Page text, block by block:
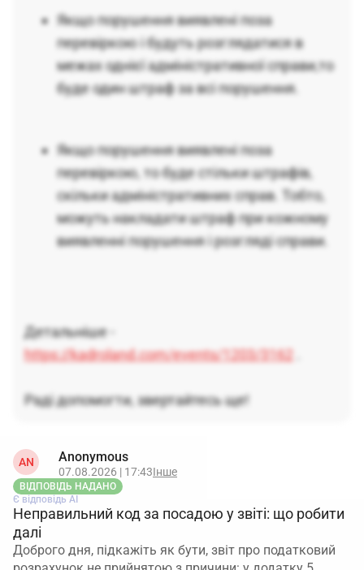
Якщо порушення виявлені поза
перевіркою і будуть розглядатися в
межах однієї адміністративної справи,то
буде один штраф за всі порушення.
Якщо порушення виявлені поза
перевіркою, то буде стільки штрафів,
скільки адміністративних справ. Тобто,
можуть накладати штраф при кожному
виявленні порушення і розгляді справи.
Детальніше -
https://kadroland.com/events/1203/3162
Раді допомогти, звертайтесь ще!
AN Anonymous
07.08.2026 | 17:43Інше
ВІДПОВІДЬ НАДАНО
Є відповідь АІ
Неправильний код за посадою у звіті: що робити
далі
Доброго дня, підкажіть як бути, звіт про податковий